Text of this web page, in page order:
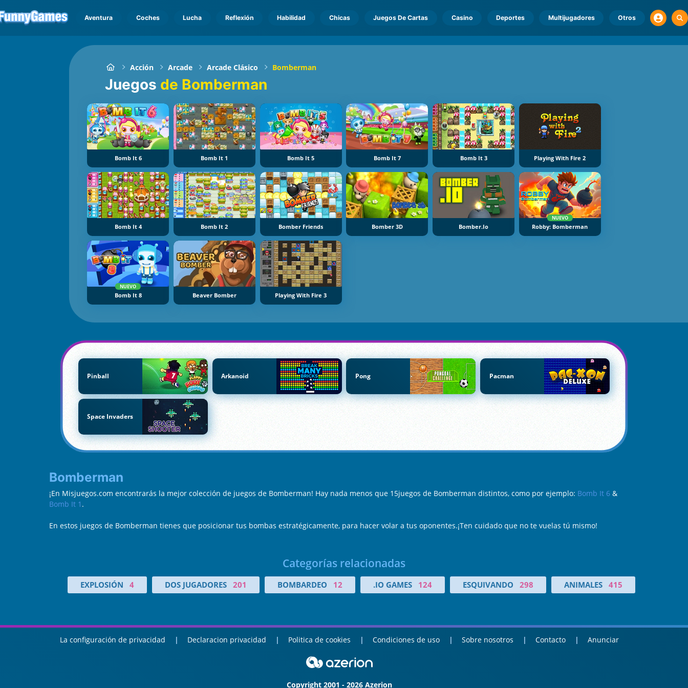
Aventura Coches Lucha Reflexión Habilidad Chicas Juegos De Cartas Casino Deportes Multijugadores Otros
Acción Arcade Arcade Clásico Bomberman
Juegos de Bomberman
Bomb It 6 Bomb It 1 Bomb It 5 Bomb It 7 Bomb It 3 Playing With Fire 2
Bomb It 4 Bomb It 2 Bomber Friends Bomber 3D Bomber.io
NUEVO
Robby: Bomberman
NUEVO
Bomb It 8 Beaver Bomber Playing With Fire 3
Pinball Arkanoid Pong Pacman
Space Invaders
Bomberman
¡En Misjuegos.com encontrarás la mejor colección de juegos de Bomberman! Hay nada menos que 15juegos de Bomberman distintos, como por ejemplo: Bomb It 6 &
Bomb It 1 .
En estos juegos de Bomberman tienes que posicionar tus bombas estratégicamente, para hacer volar a tus oponentes.¡Ten cuidado que no te vuelas tú mismo!
Categorías relacionadas
EXPLOSIÓN 4 DOS JUGADORES 201 BOMBARDEO 12 .IO GAMES 124 ESQUIVANDO 298 ANIMALES 415
La configuración de privacidad Declaracion privacidad Politica de cookies Condiciones de uso Sobre nosotros Contacto Anunciar
Copyright 2001 - 2026 Azerion